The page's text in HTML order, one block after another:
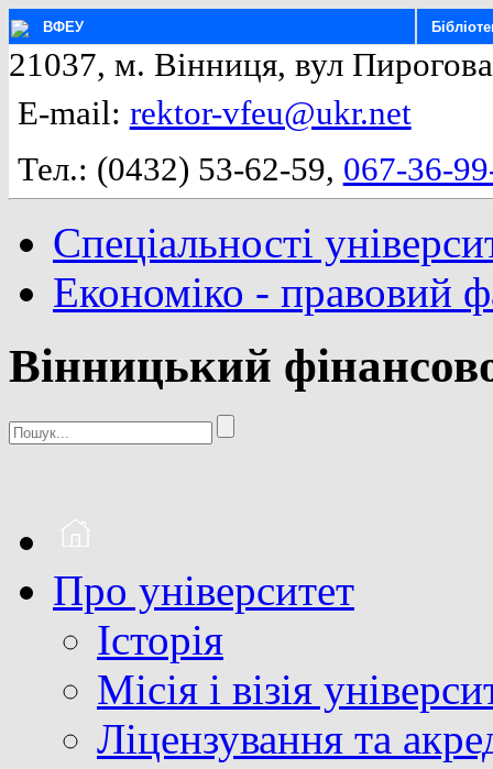
ВФЕУ
21037, м. Вінниця, вул
E-mail: rektor-vfeu@ukr.net
Тел.: (0432) 53-62-59, 067-36-
Спеціальності
Економіко - правовий
Вінницький
Про університет
Історія
Місія і візія
Ліцензування та